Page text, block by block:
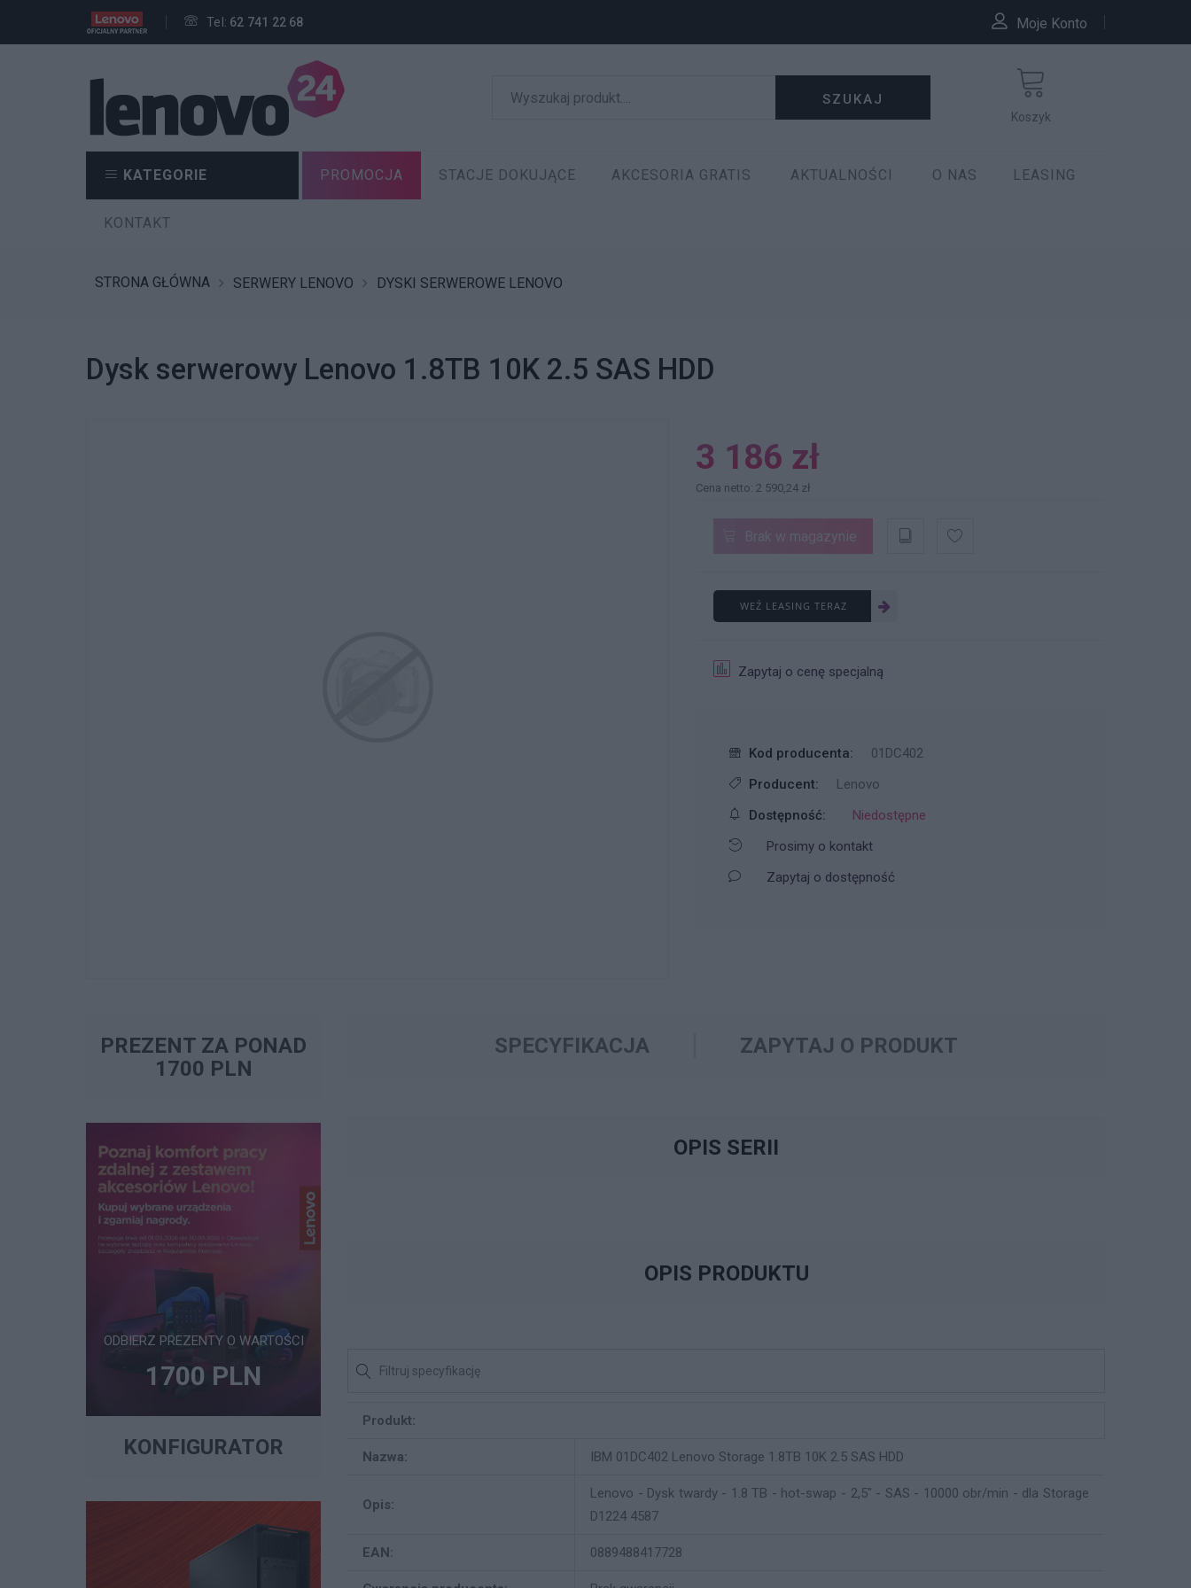
Tel: 62 741 22 68 Moje Konto
SZUKAJ
Koszyk
KATEGORIE PROMOCJA STACJE DOKUJĄCE AKCESORIA GRATIS AKTUALNOŚCI O NAS LEASING
KONTAKT
STRONA GŁÓWNA SERWERY LENOVO DYSKI SERWEROWE LENOVO
Dysk serwerowy Lenovo 1.8TB 10K 2.5 SAS HDD
3 186 zł
Cena netto: 2 590,24 zł
Brak w magazynie
WEŹ LEASING TERAZ
Zapytaj o cenę specjalną
Kod producenta:
01DC402
Producent:
Lenovo
Dostępność:
Niedostępne
Prosimy o kontakt
Zapytaj o dostępność
PREZENT ZA PONAD
1700 PLN
ODBIERZ PREZENTY O WARTOŚCI
1700 PLN
KONFIGURATOR
SPECYFIKACJA ZAPYTAJ O PRODUKT
OPIS SERII
OPIS PRODUKTU
Produkt:
Nazwa: IBM 01DC402 Lenovo Storage 1.8TB 10K 2.5 SAS HDD
Opis:
Lenovo - Dysk twardy - 1.8 TB - hot-swap - 2,5" - SAS - 10000 obr/min - dla Storage
D1224 4587
EAN: 0889488417728